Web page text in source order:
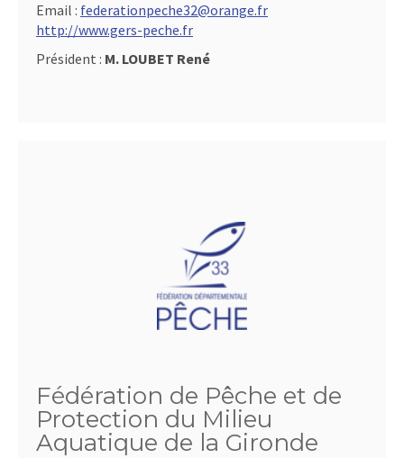
Email : federationpeche32@orange.fr
http://www.gers-peche.fr
Président : M. LOUBET René
Fédération de Pêche et de
Protection du Milieu
Aquatique de la Gironde